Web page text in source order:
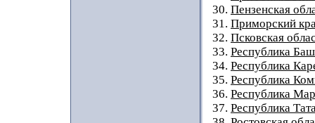
30. Пензенская
31. Приморский
32. Псковская
33. Республика
34. Республика
35. Республика
36. Республика
37. Республика